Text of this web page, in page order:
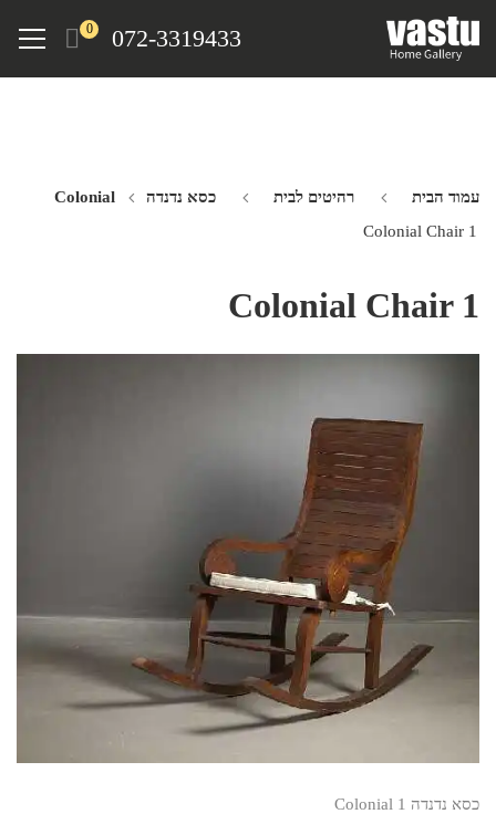
072-3319433
0
Menu
עמוד הבית רהיטים לבית
כסא נדנדה Colonial
Colonial Chair 1
Colonial Chair 1
כסא נדנדה Colonial 1